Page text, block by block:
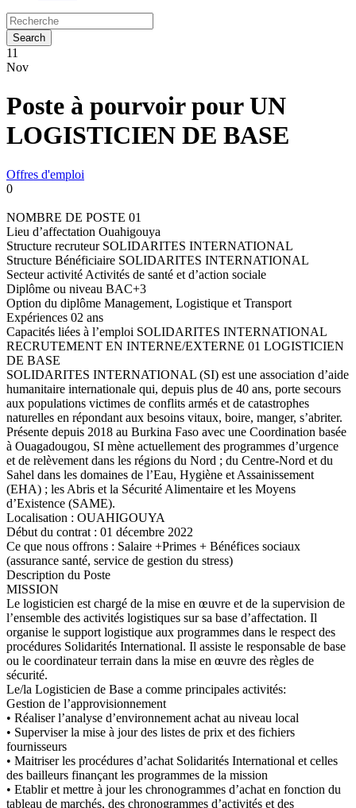
11
Nov
Poste à pourvoir pour UN
LOGISTICIEN DE BASE
Offres d'emploi
0
NOMBRE DE POSTE 01
Lieu d’affectation Ouahigouya
Structure recruteur SOLIDARITES INTERNATIONAL
Structure Bénéficiaire SOLIDARITES INTERNATIONAL
Secteur activité Activités de santé et d’action sociale
Diplôme ou niveau BAC+3
Option du diplôme Management, Logistique et Transport
Expériences 02 ans
Capacités liées à l’emploi SOLIDARITES INTERNATIONAL
RECRUTEMENT EN INTERNE/EXTERNE 01 LOGISTICIEN
DE BASE
SOLIDARITES INTERNATIONAL (SI) est une association d’aide
humanitaire internationale qui, depuis plus de 40 ans, porte secours
aux populations victimes de conflits armés et de catastrophes
naturelles en répondant aux besoins vitaux, boire, manger, s’abriter.
Présente depuis 2018 au Burkina Faso avec une Coordination basée
à Ouagadougou, SI mène actuellement des programmes d’urgence
et de relèvement dans les régions du Nord ; du Centre-Nord et du
Sahel dans les domaines de l’Eau, Hygiène et Assainissement
(EHA) ; les Abris et la Sécurité Alimentaire et les Moyens
d’Existence (SAME).
Localisation : OUAHIGOUYA
Début du contrat : 01 décembre 2022
Ce que nous offrons : Salaire +Primes + Bénéfices sociaux
(assurance santé, service de gestion du stress)
Description du Poste
MISSION
Le logisticien est chargé de la mise en œuvre et de la supervision de
l’ensemble des activités logistiques sur sa base d’affectation. Il
organise le support logistique aux programmes dans le respect des
procédures Solidarités International. Il assiste le responsable de base
ou le coordinateur terrain dans la mise en œuvre des règles de
sécurité.
Le/la Logisticien de Base a comme principales activités:
Gestion de l’approvisionnement
• Réaliser l’analyse d’environnement achat au niveau local
• Superviser la mise à jour des listes de prix et des fichiers
fournisseurs
• Maitriser les procédures d’achat Solidarités International et celles
des bailleurs finançant les programmes de la mission
• Etablir et mettre à jour les chronogrammes d’achat en fonction du
tableau de marchés, des chronogrammes d’activités et des